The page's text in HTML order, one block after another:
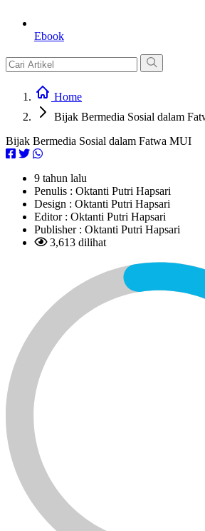
Ebook
Home
Bijak Bermedia Sosial dalam
Bijak Bermedia Sosial dalam Fatwa MUI
9 tahun lalu
Penulis : Oktanti Putri Hapsari
Design : Oktanti Putri Hapsari
Editor : Oktanti Putri Hapsari
Publisher : Oktanti Putri Hapsari
3,613 dilihat